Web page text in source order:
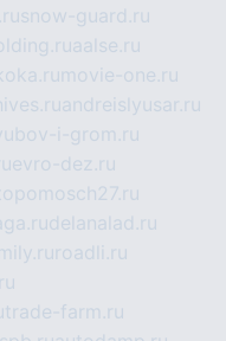
snow-guard.ru
aalse.ru
movie-one.ru
andreislyusar.ru
i-grom.ru
evro-dez.ru
delanalad.ru
roadli.ru
trade-farm.ru